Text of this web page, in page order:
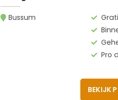
Bussum
Pro
BEKIJK